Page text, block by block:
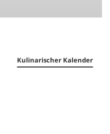
Kulinarischer Kalender